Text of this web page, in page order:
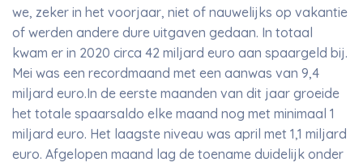
we, zeker in het voorjaar, niet of nauwelijks op vakantie
of werden andere dure uitgaven gedaan. In totaal
kwam er in 2020 circa 42 miljard euro aan spaargeld bij.
Mei was een recordmaand met een aanwas van 9,4
miljard euro.In de eerste maanden van dit jaar groeide
het totale spaarsaldo elke maand nog met minimaal 1
miljard euro. Het laagste niveau was april met 1,1 miljard
euro. Afgelopen maand lag de toename duidelijk onder